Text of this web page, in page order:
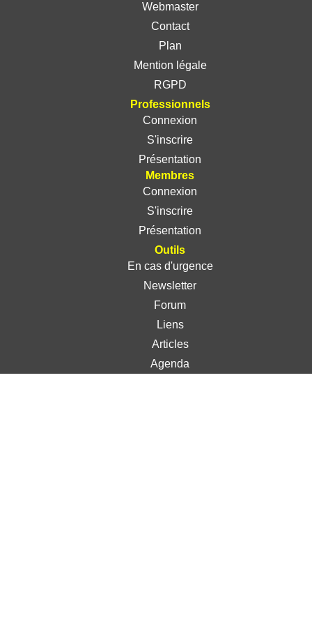
Webmaster
Contact
Plan
Mention légale
RGPD
Professionnels
Connexion
S'inscrire
Présentation
Membres
Connexion
S'inscrire
Présentation
Outils
En cas d'urgence
Newsletter
Forum
Liens
Articles
Agenda